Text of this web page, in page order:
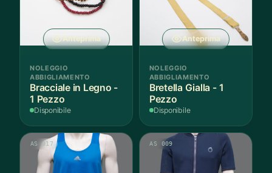
Anteprima
NOLEGGIO
ABBIGLIAMENTO
Bracciale in Legno -
1 Pezzo
Disponibile
Anteprima
NOLEGGIO
ABBIGLIAMENTO
Bretella Gialla - 1
Pezzo
Disponibile
AS 017 AS 009